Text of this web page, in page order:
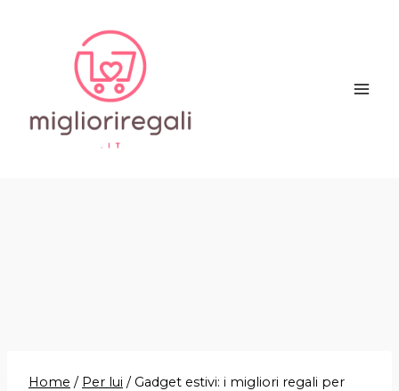
contenuto
Home / Per lui / Gadget estivi: i migliori regali per